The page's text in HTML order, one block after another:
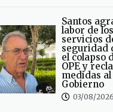
Santos
labor de los
servicios
seguridad
el colapso
OPE y
medidas al
Gobierno
03/08/2026